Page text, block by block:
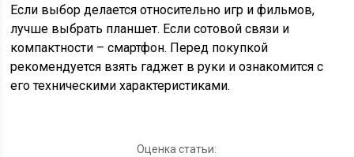
Если выбор делается относительно игр и фильмов,
лучше выбрать планшет. Если сотовой связи и
компактности – смартфон. Перед покупкой
рекомендуется взять гаджет в руки и ознакомится с
его техническими характеристиками.
Оценка статьи: